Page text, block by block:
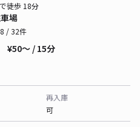
場
徒歩 18分
/ 32件
¥50〜 / 15分
再入庫
可